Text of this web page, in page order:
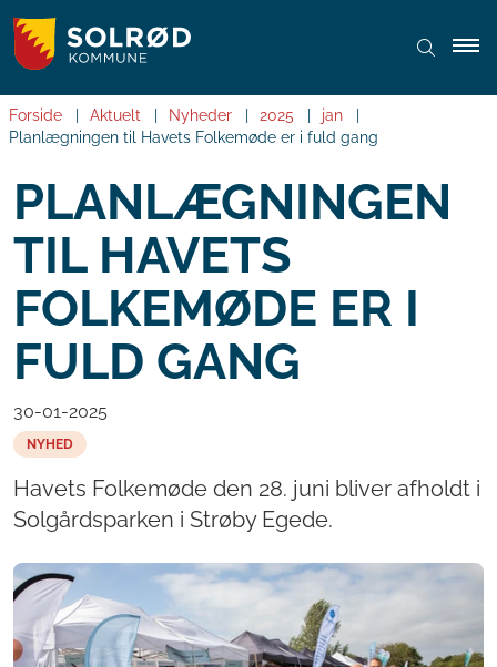
Forside Aktuelt Nyheder 2025
jan
Planlægningen til Havets Folkemøde er i fuld gang
PLANLÆGNINGEN
TIL HAVETS
FOLKEMØDE ER I
FULD GANG
30-01-2025
NYHED
Havets Folkemøde den 28. juni bliver afholdt i
Solgårdsparken i Strøby Egede.